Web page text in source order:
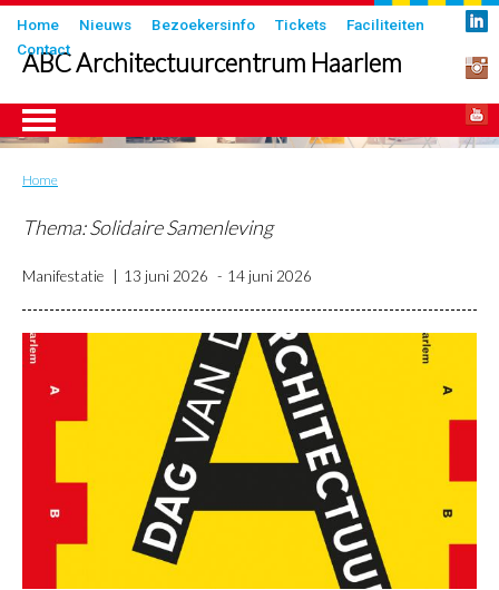
Overslaan
en
naar
inhoud
gaan
Submenu
Home Nieuws Bezoekersinfo Tickets
Faciliteiten
Contact
ABC Architectuurcentrum Haarlem
Kruimelpad
Home
Thema: Solidaire Samenleving
Manifestatie 13 juni 2026 14 juni 2026